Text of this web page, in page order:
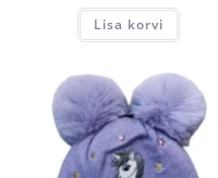
Lisa korvi